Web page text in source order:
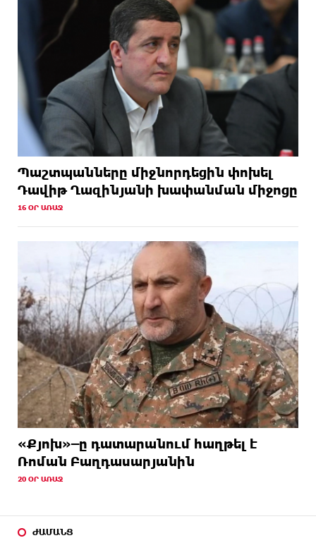
Պաշտպանները միջնորդեցին փոխել
Դավիթ Ղազինյանի խափանման միջոցը
16 ՕՐ ԱՌԱՋ
«Քյոխ»–ը դատարանում հաղթել է
Ռոման Բաղդասարյանին
20 ՕՐ ԱՌԱՋ
ԺԱՄԱՆՑ